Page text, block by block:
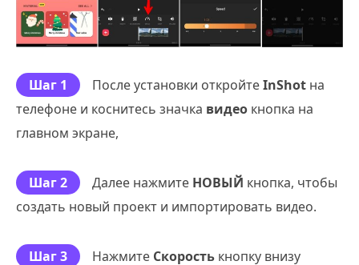
Шаг 1 После установки откройтеInShot на
телефоне и коснитесь значка видео кнопка на
главном экране,
Шаг 2 Далее нажмите НОВЫЙ кнопка, чтобы
создать новый проект и импортировать видео.
Шаг 3 Нажмите Скорость кнопку внизу